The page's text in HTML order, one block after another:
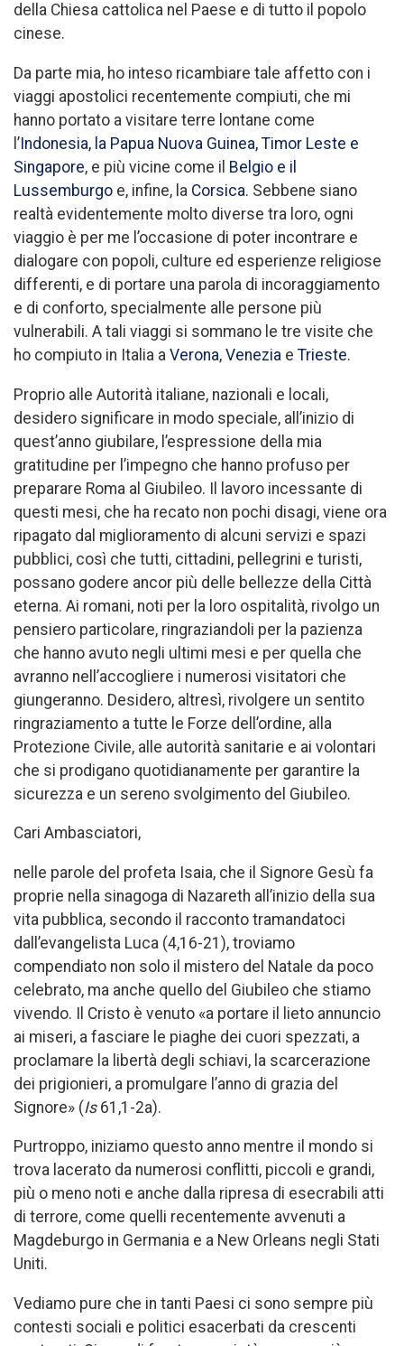
della Chiesa cattolica nel Paese e di tutto il popolo
cinese.
Da parte mia, ho inteso ricambiare tale affetto con i
viaggi apostolici recentemente compiuti, che mi
hanno portato a visitare terre lontane come
l’Indonesia, la Papua Nuova Guinea, Timor Leste e
Singapore, e più vicine come il Belgio e il
Lussemburgo e, infine, la Corsica. Sebbene siano
realtà evidentemente molto diverse tra loro, ogni
viaggio è per me l’occasione di poter incontrare e
dialogare con popoli, culture ed esperienze religiose
differenti, e di portare una parola di incoraggiamento
e di conforto, specialmente alle persone più
vulnerabili. A tali viaggi si sommano le tre visite che
ho compiuto in Italia a Verona, Venezia e Trieste.
Proprio alle Autorità italiane, nazionali e locali,
desidero significare in modo speciale, all’inizio di
quest’anno giubilare, l’espressione della mia
gratitudine per l’impegno che hanno profuso per
preparare Roma al Giubileo. Il lavoro incessante di
questi mesi, che ha recato non pochi disagi, viene ora
ripagato dal miglioramento di alcuni servizi e spazi
pubblici, così che tutti, cittadini, pellegrini e turisti,
possano godere ancor più delle bellezze della Città
eterna. Ai romani, noti per la loro ospitalità, rivolgo un
pensiero particolare, ringraziandoli per la pazienza
che hanno avuto negli ultimi mesi e per quella che
avranno nell’accogliere i numerosi visitatori che
giungeranno. Desidero, altresì, rivolgere un sentito
ringraziamento a tutte le Forze dell’ordine, alla
Protezione Civile, alle autorità sanitarie e ai volontari
che si prodigano quotidianamente per garantire la
sicurezza e un sereno svolgimento del Giubileo.
Cari Ambasciatori,
nelle parole del profeta Isaia, che il Signore Gesù fa
proprie nella sinagoga di Nazareth all’inizio della sua
vita pubblica, secondo il racconto tramandatoci
dall’evangelista Luca (4,16-21), troviamo
compendiato non solo il mistero del Natale da poco
celebrato, ma anche quello del Giubileo che stiamo
vivendo. Il Cristo è venuto «a portare il lieto annuncio
ai miseri, a fasciare le piaghe dei cuori spezzati, a
proclamare la libertà degli schiavi, la scarcerazione
dei prigionieri, a promulgare l’anno di grazia del
Signore» (Is61,1-2a).
Purtroppo, iniziamo questo anno mentre il mondo si
trova lacerato da numerosi conflitti, piccoli e grandi,
più o meno noti e anche dalla ripresa di esecrabili atti
di terrore, come quelli recentemente avvenuti a
Magdeburgo in Germania e a New Orleans negli Stati
Uniti.
Vediamo pure che in tanti Paesi ci sono sempre più
contesti sociali e politici esacerbati da crescenti